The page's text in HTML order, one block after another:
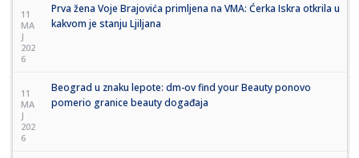
11
MA
J
202
6
Prva žena Voje Brajovića primljena na VMA: Ćerka Iskra otkrila u
kakvom je stanju Ljiljana
11
MA
J
202
6
Beograd u znaku lepote: dm-ov find your Beauty ponovo
pomerio granice beauty događaja